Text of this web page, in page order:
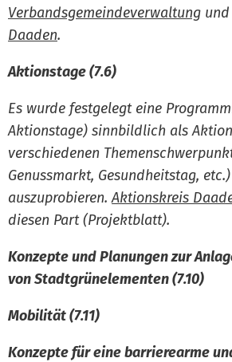
Verbandsgemeindeverwaltung
Daaden.
Aktionstage (7.6)
Es wurde festgelegt eine
Aktionstage) sinnbildlich als
verschiedenen
Genussmarkt, Gesundheitstag, etc.)
auszuprobieren.Aktionskreis
diesen Part (Projektblatt).
Konzepte und Planungen zur
von Stadtgrünelementen (7.10)
Mobilität (7.11)
Konzepte für eine barrierearme